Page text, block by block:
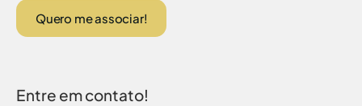
Quero me associar!
Entre em contato!